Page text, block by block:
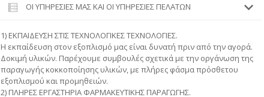
ΟΙ ΥΠΗΡΕΣΊΕΣ ΜΑΣ ΚΑΙ ΟΙ ΥΠΗΡΕΣΊΕΣ ΠΕΛΑΤΏΝ
1) ΕΚΠΑΙΔΕΥΣΗ ΣΤΙΣ ΤΕΧΝΟΛΟΓΙΚΕΣ ΤΕΧΝΟΛΟΓΙΕΣ.
Η εκπαίδευση στον εξοπλισμό μας είναι δυνατή πριν από την αγορά.
Δοκιμή υλικών. Παρέχουμε συμβουλές σχετικά με την οργάνωση της
παραγωγής κοκκοποίησης υλικών, με πλήρες φάσμα πρόσθετου
εξοπλισμού και προμηθειών.
2) ΠΛΗΡΕΣ ΕΡΓΑΣΤΗΡΙΑ ΦΑΡΜΑΚΕΥΤΙΚΗΣ ΠΑΡΑΓΩΓΗΣ.